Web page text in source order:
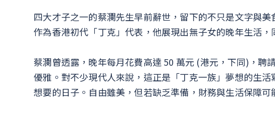
四大才子之一的蔡瀾先生早前辭世，留下的不只是文字與
作為香港初代「丁克」代表，他展現出無子女的晚年生活，
蔡瀾曾透露，晚年每月花費高達 50 萬元 (港元，下同)，聘
優雅。對不少現代人來說，這正是「丁克一族」夢想的生
想要的日子。自由雖美，但若缺乏準備，財務與生活保障可